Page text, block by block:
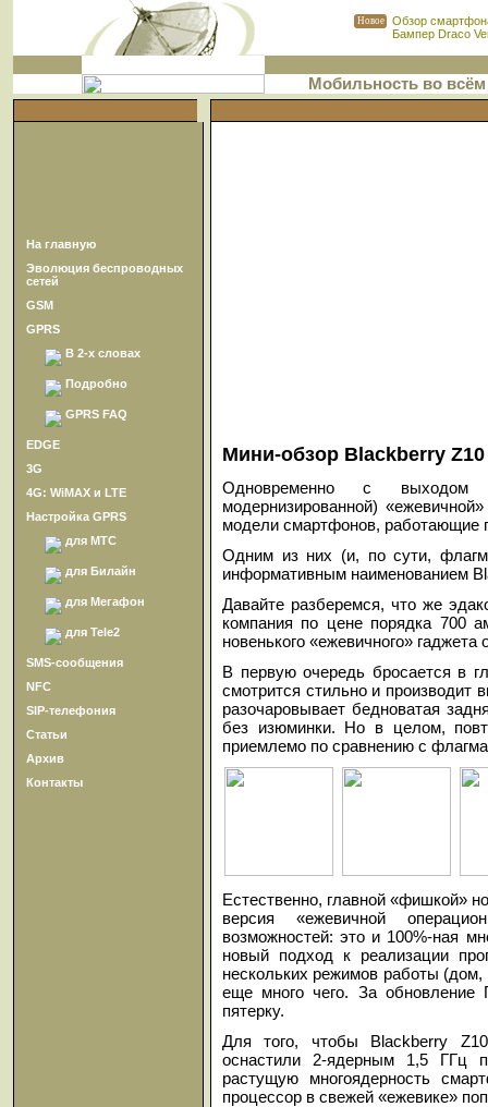
Обзор
Бампер Draco
Новое
Мобильность во всём
На главную
Эволюция беспроводных
сетей
GSM
GPRS
В 2-х словах
Подробно
GPRS FAQ
EDGE
3G
4G: WiMAX и LTE
Настройка GPRS
для МТС
для Билайн
для Мегафон
для Tele2
SMS-сообщения
NFC
SIP-телефония
Статьи
Архив
Контакты
Мини-обзор Blackberry Z10
Одновременно с выходом
модернизированной)
модели смартфонов, работающие
Одним из них (и, по сути,
информативным наименованием
Давайте разберемся, что же
компания по цене порядка 700
новенького «ежевичного»
В первую очередь бросается в
смотрится стильно и производит
разочаровывает бедноватая
без изюминки. Но в целом,
приемлемо по сравнению с
Естественно, главной «фишкой»
версия «ежевичной
возможностей: это и 100%-ная
новый подход к реализации
нескольких режимов работы
еще много чего. За
пятерку.
Для того, чтобы Blackberry
оснастили 2-ядерным 1,5 ГГц
растущую многоядерность
процессор в свежей «ежевике»